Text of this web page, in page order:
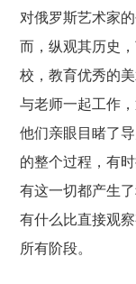
对俄罗斯艺术家
而，纵观其历史
校，教育优秀的
与老师一起工作
他们亲眼目睹了
的整个过程，有
有这一切都产生
有什么比直接观
所有阶段。